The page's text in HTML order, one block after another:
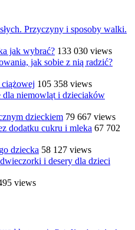
Przyczyny i sposoby walki.
jak wybrać? 133 030 views
jak sobie z nią radzić?
105 358 views
niemowląt i dzieciaków
dzieckiem 79 667 views
dodatku cukru i mleka 67 702
dziecka 58 127 views
i desery dla dzieci
views